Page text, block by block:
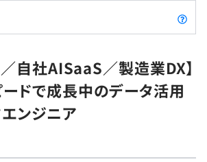
／自社AISaaS／製造業DX】
ドで成長中のデータ活用
ンジニア